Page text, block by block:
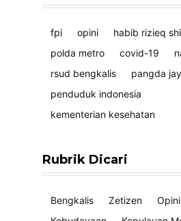
fpi opini
habib rizieq
polda metro
covid-19
rsud bengkalis
pangda
penduduk indonesia
kementerian kesehatan
Rubrik Dicari
Bengkalis Zetizen
Opini